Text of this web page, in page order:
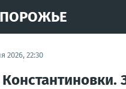
2026, 22:30